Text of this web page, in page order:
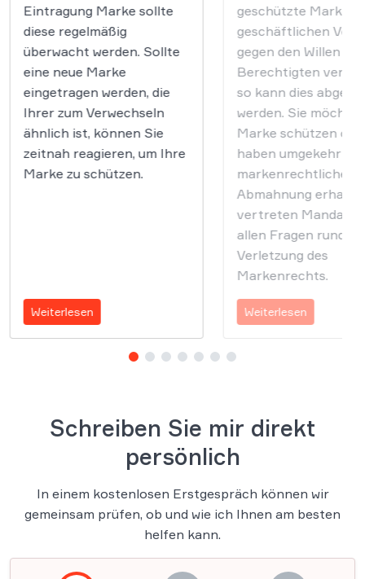
Eintragung Marke sollte
diese regelmäßig
überwacht werden. Sollte
eine neue Marke
eingetragen werden, die
Ihrer zum Verwechseln
ähnlich ist, können Sie
zeitnah reagieren, um Ihre
Marke zu schützen.
Weiterlesen
geschützte Marke
geschäftlichen
gegen den Willen des
Berechtigten
so kann dies
werden. Sie
Marke schützen
haben umgekehrt
markenrechtliche
Abmahnung
vertreten
allen Fragen rund
Verletzung des
Markenrechts.
Weiterlesen
Schreiben Sie mir direkt
persönlich
In einem kostenlosen Erstgespräch können wir
gemeinsam prüfen, ob und wie ich Ihnen am besten
helfen kann.